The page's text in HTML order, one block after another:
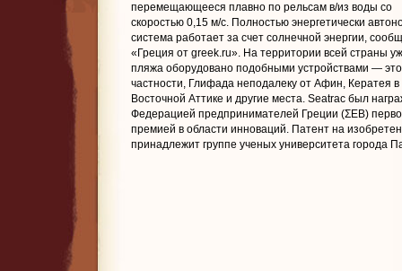
перемещающееся плавно по рельсам в/из воды со
скоростью 0,15 м/с. Полностью энергетически
система работает за счет солнечной энергии,
«Греция от greek.ru». На территории всей страны
пляжа оборудовано подобными устройствами —
частности, Глифада неподалеку от Афин, Кератея в
Восточной Аттике и другие места. Seatrac был
Федерацией предпринимателей Греции (ΣΕΒ)
премией в области инноваций. Патент на
принадлежит группе ученых университета города